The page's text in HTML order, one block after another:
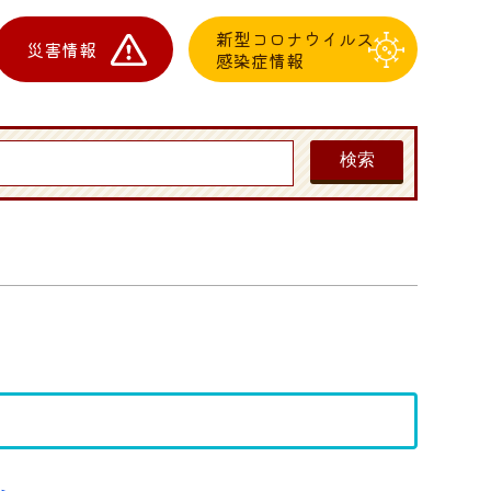
災害情報
新型コロナウイルス
感染症情報